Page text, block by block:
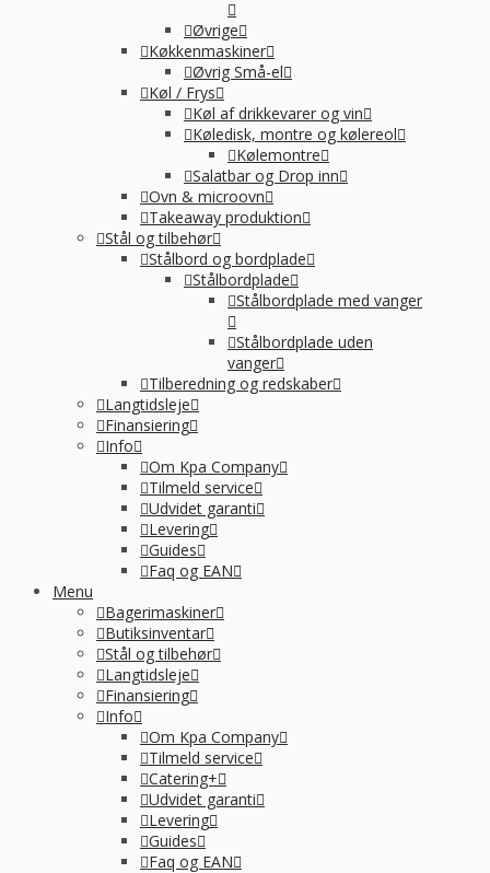
Øvrige
Køkkenmaskiner
Øvrig Små-el
Køl / Frys
Køl af drikkevarer og vin
Køledisk, montre og kølereol
Kølemontre
Salatbar og Drop inn
Ovn & microovn
Takeaway produktion
Stål og tilbehør
Stålbord og bordplade
Stålbordplade
Stålbordplade med vanger
Stålbordplade uden
vanger
Tilberedning og redskaber
Langtidsleje
Finansiering
Info
Om Kpa Company
Tilmeld service
Udvidet garanti
Levering
Guides
Faq og EAN
Menu
Bagerimaskiner
Butiksinventar
Stål og tilbehør
Langtidsleje
Finansiering
Info
Om Kpa Company
Tilmeld service
Catering+
Udvidet garanti
Levering
Guides
Faq og EAN